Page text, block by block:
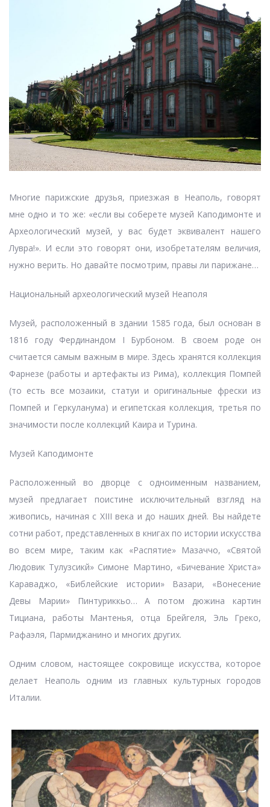
Многие парижские друзья, приезжая в Неаполь, говорят
мне одно и то же: «если вы соберете музей Каподимонте и
Археологический музей, у вас будет эквивалент нашего
Лувра!». И если это говорят они, изобретателям величия,
нужно верить. Но давайте посмотрим, правы ли парижане…
Национальный археологический музей Неаполя
Музей, расположенный в здании 1585 года, был основан в
1816 году Фердинандом I Бурбоном. В своем роде он
считается самым важным в мире. Здесь хранятся коллекция
Фарнезе (работы и артефакты из Рима), коллекция Помпей
(то есть все мозаики, статуи и оригинальные фрески из
Помпей и Геркуланума) и египетская коллекция, третья по
значимости после коллекций Каира и Турина.
Музей Каподимонте
Расположенный во дворце с одноименным названием,
музей предлагает поистине исключительный взгляд на
живопись, начиная с XIII века и до наших дней. Вы найдете
сотни работ, представленных в книгах по истории искусства
во всем мире, таким как «Распятие» Мазаччо, «Святой
Людовик Тулузсикй» Симоне Мартино, «Бичевание Христа»
Караваджо, «Библейские истории» Вазари, «Вонесение
Девы Марии» Пинтуриккьо… А потом дюжина картин
Тициана, работы Мантенья, отца Брейгеля, Эль Греко,
Рафаэля, Пармиджанино и многих других.
Одним словом, настоящее сокровище искусства, которое
делает Неаполь одним из главных культурных городов
Италии.